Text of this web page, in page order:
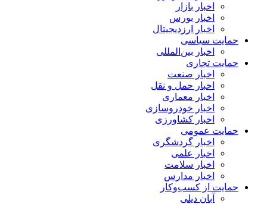
اخبار بازار
اخبار بورس
اخبار ارزدیجیتال
حمایت سیاسی
اخبار بین‌المللی
حمایت تجاری
اخبار صنعت
اخبار حمل و نقل
اخبار معماری
اخبار خودروسازی
اخبار کشاورزی
حمایت عمومی
اخبار گردشگری
اخبار علمی
اخبار سلامت
اخبار مدارس
حمایت از کسب‌وکار
آبان دیلی